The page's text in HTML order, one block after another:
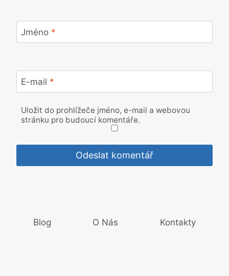
Jméno *
E-mail *
Uložit do prohlížeče jméno, e-mail a webovou
stránku pro budoucí komentáře.
Blog O Nás Kontakty